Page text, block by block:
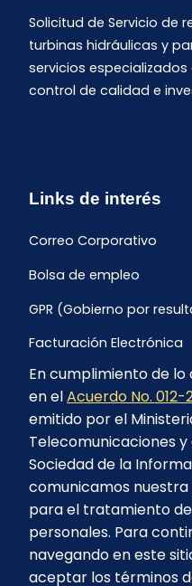
Solicitud de Servicio de
turbinas hidráulicas y
servicios
control de calidad e
Links de interés
Correo Corporativo
Bolsa de empleo
GPR (Gobierno por
Facturación Electrónica
Archivo Histórico de
Portal Ambiental y Social
Proyecto Geotérmico
Contratación
Reglamento de
En cumplimiento de lo
en elAcuerdo No. 012-
emitido por el
Telecomunicaciones y
Sociedad de la
comunicamos
para el tratamiento
personales. Para
navegando en este
aceptar los términos